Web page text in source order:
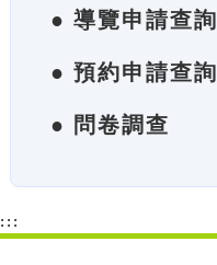
● 導覽申請查詢
● 預約申請查詢
● 問卷調查
:::